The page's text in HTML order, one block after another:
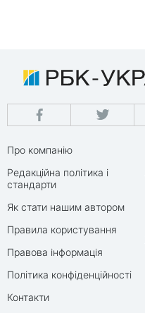
Про компанію
Редакційна політика і
стандарти
Як стати нашим автором
Правила користування
Правова інформація
Політика конфіденційності
Контакти